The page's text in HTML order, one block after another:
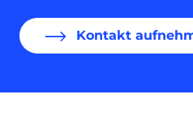
Kontakt